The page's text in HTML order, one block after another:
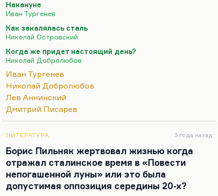
легализации Аннинского-критика, который до
этого был всегда таким анфан-терриблем, это
очень способствовало. Эта книга вызвала дикий
хай, с другой — почти официальное признание. И
вошла в школьную программу в 80-ые годы. «Как
закалялась сталь» он сумел прочесть так, как
будто до него этот роман вообще никто в руки не
брал.
Но я думаю, что сегодня воспринимать советскую
Накануне
Иван Тургенев
Как закалялась сталь
Николай Островский
Когда же придет настоящий день?
Николай Добролюбов
Иван Тургенев
Николай Добролюбов
Лев Аннинский
Дмитрий Писарев
ЛИТЕРАТУРА 3 года назад
Борис Пильняк жертвовал жизнью когда
отражал сталинское время в «Повести
непогашенной луны» или это была
допустимая оппозиция середины 20-х?